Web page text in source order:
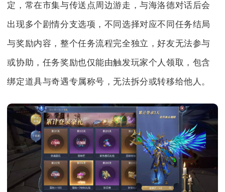
定，常在市集与传送点周边游走，与海洛德对话后会
出现多个剧情分支选项，不同选择对应不同任务结局
与奖励内容，整个任务流程完全独立，好友无法参与
或协助，任务奖励也仅能由触发玩家个人领取，包含
绑定道具与奇遇专属称号，无法拆分或转移给他人。